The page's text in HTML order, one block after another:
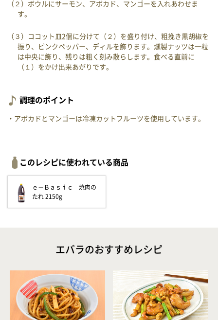
（２）ボウルにサーモン、アボカド、マンゴーを入れあわせま
す。
（３）ココット皿2個に分けて（２）を盛り付け、粗挽き黒胡椒を
振り、ピンクペッパー、ディルを飾ります。燻製ナッツは一粒
は中央に飾り、残りは粗く刻み散らします。食べる直前に
（１）をかけ出来あがりです。
調理のポイント
・アボカドとマンゴーは冷凍カットフルーツを使用しています。
このレシピに使われている商品
ｅ－Ｂａｓｉｃ 焼肉の
たれ 2150g
エバラのおすすめレシピ